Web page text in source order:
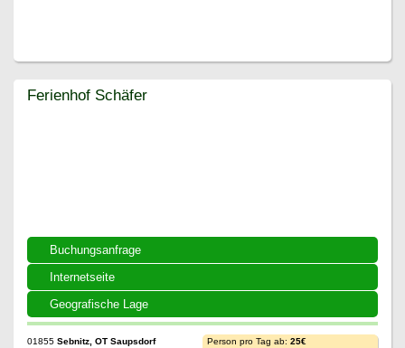
Ferienhof Schäfer
Buchungsanfrage
Internetseite
Geografische Lage
Ferienhof Schäfer
01855 Sebnitz, OT Saupsdorf
Person pro Tag ab: 25€